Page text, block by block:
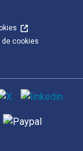
de cookies